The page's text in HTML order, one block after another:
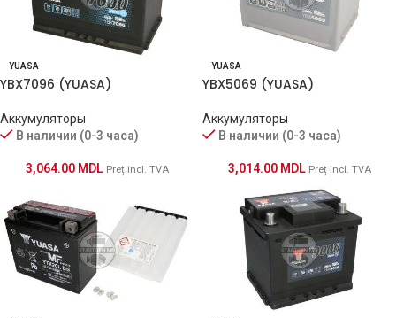
YUASA
YBX7096 (YUASA)
Аккумуляторы
В наличии (0-3 часа)
3,064.00 MDL Preț incl. TVA
YUASA
YBX5069 (YUASA)
Аккумуляторы
В наличии (0-3 часа)
3,014.00 MDL Preț incl. TVA